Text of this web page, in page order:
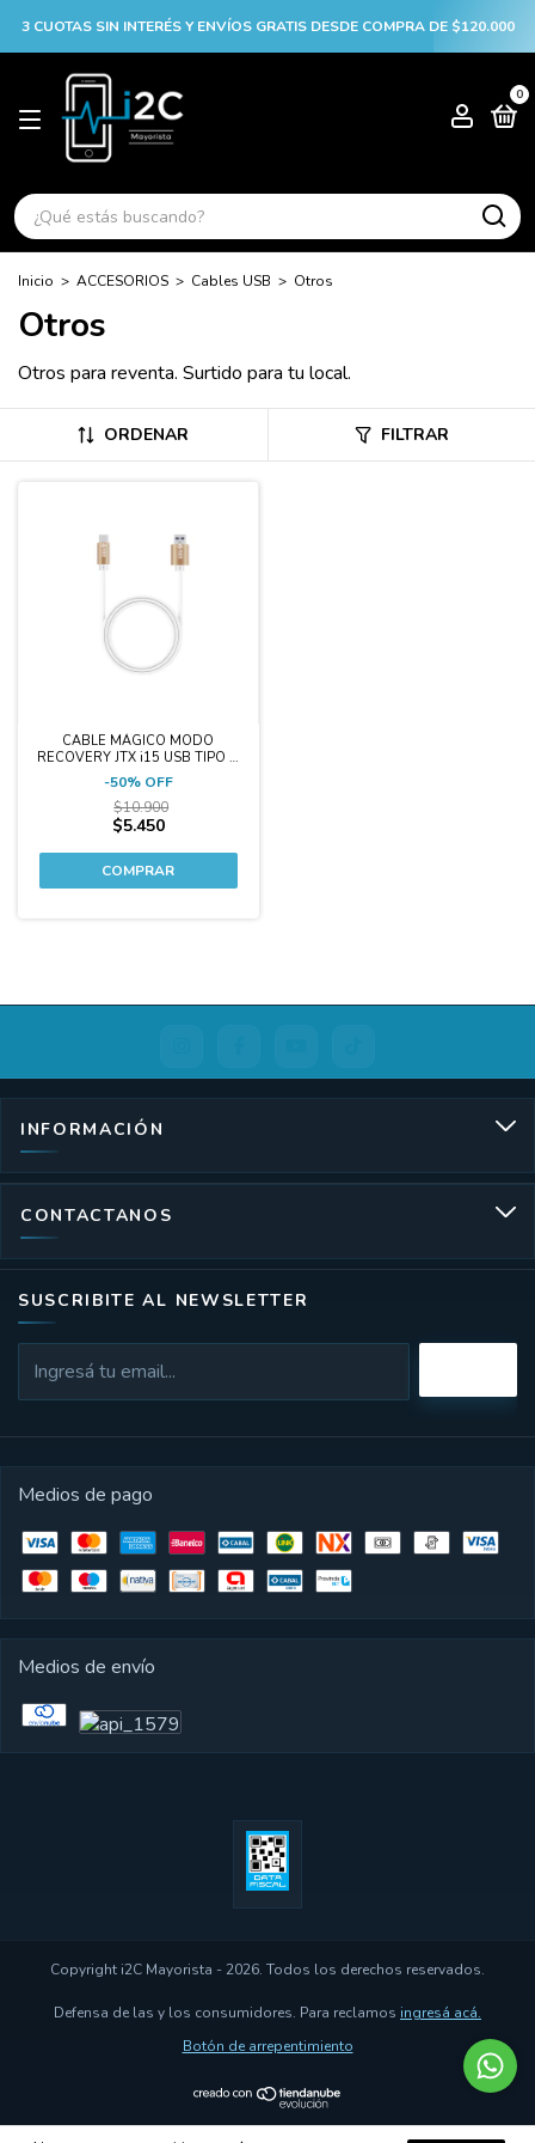
3 CUOTAS SIN INTERÉS Y ENVÍOS GRATIS DESDE COMPRA DE $120.000
0
Inicio > ACCESORIOS > Cables USB > Otros
Otros
Otros para reventa. Surtido para tu local.
ORDENAR FILTRAR
CABLE MÁGICO MODO
RECOVERY JTX i15 USB TIPO C
IP SERIE 15 / IPAD
-50% OFF
$10.900
$5.450
INFORMACIÓN
CONTACTANOS
SUSCRIBITE AL NEWSLETTER
Medios de pago
Medios de envío
Copyright i2C Mayorista - 2026. Todos los derechos reservados.
Defensa de las y los consumidores. Para reclamos ingresá acá.
Botón de arrepentimiento